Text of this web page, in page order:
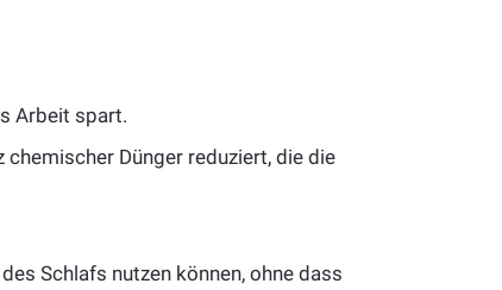
Arbeit spart.
Dünger reduziert, die die
Schlafs nutzen können, ohne dass